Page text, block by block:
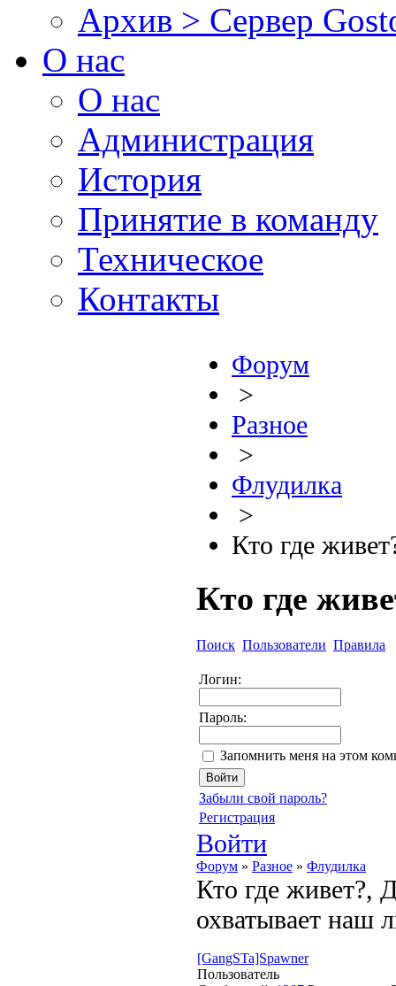
Архив > Сервер
О нас
О нас
Администрация
История
Принятие в команду
Техническое
Контакты
Форум
>
Разное
>
Флудилка
>
Кто где
Кто где
Поиск Пользователи Правила
Логин:
Пароль:
Запомнить меня на этом
Забыли свой пароль?
Регистрация
Войти
Форум » Разное » Флудилка
Кто где живет?,
охватывает наш
[GangSTa]Spawner
Пользователь